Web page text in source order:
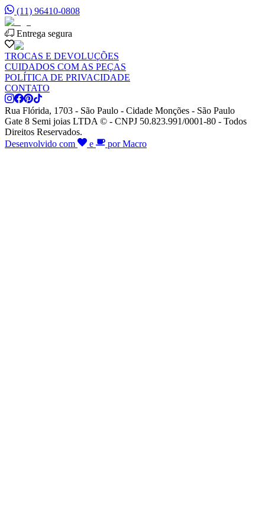
(11) 96410-0808
Entrega segura
TROCAS E DEVOLUÇÕES
CUIDADOS COM AS PEÇAS
POLÍTICA DE PRIVACIDADE
CONTATO
Rua Flórida, 1703 - São Paulo - Cidade Monções - São Paulo
Gate 8 Semi joias LTDA © - CNPJ 50.823.991/0001-80 - Todos
Direitos Reservados.
Desenvolvido com
e por Macro